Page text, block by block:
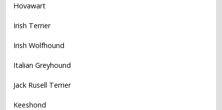
Hovawart
Irish Terrier
Irish Wolfhound
Italian Greyhound
Jack Rusell Terrier
Keeshond